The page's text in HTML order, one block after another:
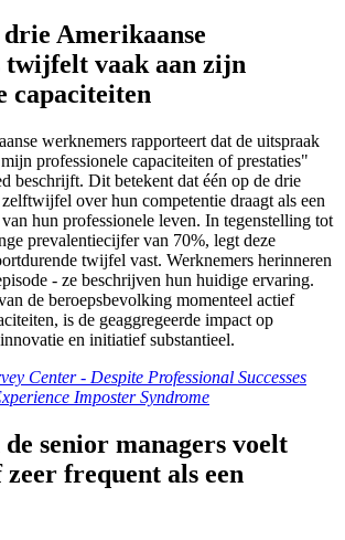
drie Amerikaanse
twijfelt vaak aan zijn
capaciteiten
werknemers rapporteert dat de uitspraak
professionele capaciteiten of prestaties"
beschrijft. Dit betekent dat één op de drie
over hun competentie draagt als een
hun professionele leven. In tegenstelling tot
prevalentiecijfer van 70%, legt deze
twijfel vast. Werknemers herinneren
- ze beschrijven hun huidige ervaring.
de beroepsbevolking momenteel actief
is de geaggregeerde impact op
en initiatief substantieel.
Center - Despite Professional Successes
Imposter Syndrome
senior managers voelt
frequent als een